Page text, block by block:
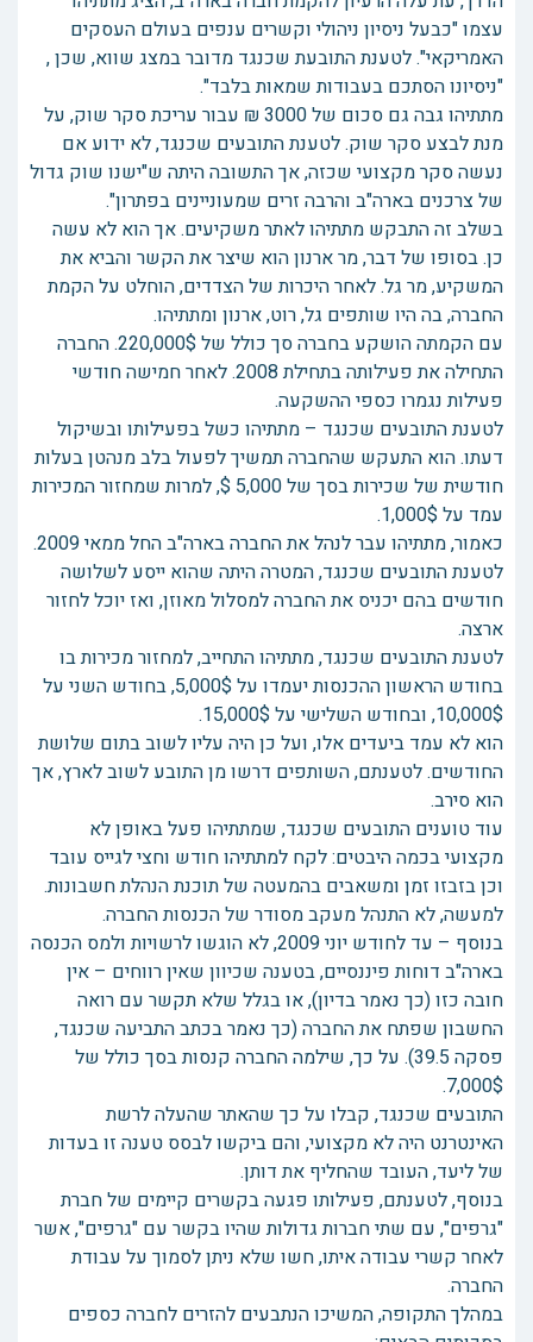
עצמו "כבעל ניסיון ניהולי וקשרים ענפים בעולם העסקים
האמריקאי". לטענת התובעת שכנגד מדובר במצג שווא, שכן ,
"ניסיונו הסתכם בעבודות שמאות בלבד".
מתתיהו גבה גם סכום של 3000 ₪ עבור עריכת סקר שוק, על
מנת לבצע סקר שוק. לטענת התובעים שכנגד, לא ידוע אם
נעשה סקר מקצועי שכזה, אך התשובה היתה ש"ישנו שוק גדול
של צרכנים בארה"ב והרבה זרים שמעוניינים בפתרון".
בשלב זה התבקש מתתיהו לאתר משקיעים. אך הוא לא עשה
כן. בסופו של דבר, מר ארנון הוא שיצר את הקשר והביא את
המשקיע, מר גל. לאחר היכרות של הצדדים, הוחלט על הקמת
החברה, בה היו שותפים גל, רוט, ארנון ומתתיהו.
עם הקמתה הושקע בחברה סך כולל של 220,000$. החברה
התחילה את פעילותה בתחילת 2008. לאחר חמישה חודשי
פעילות נגמרו כספי ההשקעה.
לטענת התובעים שכנגד – מתתיהו כשל בפעילותו ובשיקול
דעתו. הוא התעקש שהחברה תמשיך לפעול בלב מנהטן בעלות
חודשית של שכירות בסך של 5,000 $, למרות שמחזור המכירות
עמד על 1,000$.
כאמור, מתתיהו עבר לנהל את החברה בארה"ב החל ממאי 2009.
לטענת התובעים שכנגד, המטרה היתה שהוא ייסע לשלושה
חודשים בהם יכניס את החברה למסלול מאוזן, ואז יוכל לחזור
ארצה.
לטענת התובעים שכנגד, מתתיהו התחייב, למחזור מכירות בו
בחודש הראשון ההכנסות יעמדו על 5,000$, בחודש השני על
10,000$, ובחודש השלישי על 15,000$.
הוא לא עמד ביעדים אלו, ועל כן היה עליו לשוב בתום שלושת
החודשים. לטענתם, השותפים דרשו מן התובע לשוב לארץ, אך
הוא סירב.
עוד טוענים התובעים שכנגד, שמתתיהו פעל באופן לא
מקצועי בכמה היבטים: לקח למתתיהו חודש וחצי לגייס עובד
וכן בזבזו זמן ומשאבים בהמעטה של תוכנת הנהלת חשבונות.
למעשה, לא התנהל מעקב מסודר של הכנסות החברה.
בנוסף – עד לחודש יוני 2009, לא הוגשו לרשויות ולמס הכנסה
בארה"ב דוחות פיננסיים, בטענה שכיוון שאין רווחים – אין
חובה כזו (כך נאמר בדיון), או בגלל שלא תקשר עם רואה
החשבון שפתח את החברה (כך נאמר בכתב התביעה שכנגד,
פסקה 39.5). על כך, שילמה החברה קנסות בסך כולל של
7,000$.
התובעים שכנגד, קבלו על כך שהאתר שהעלה לרשת
האינטרנט היה לא מקצועי, והם ביקשו לבסס טענה זו בעדות
של ליעד, העובד שהחליף את דותן.
בנוסף, לטענתם, פעילותו פגעה בקשרים קיימים של חברת
"גרפים", עם שתי חברות גדולות שהיו בקשר עם "גרפים", אשר
לאחר קשרי עבודה איתו, חשו שלא ניתן לסמוך על עבודת
החברה.
במהלך התקופה, המשיכו הנתבעים להזרים לחברה כספים